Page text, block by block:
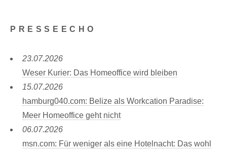
PRESSEECHO
23.07.2026
Weser Kurier: Das Homeoffice wird bleiben
15.07.2026
hamburg040.com: Belize als Workcation Paradise:
Meer Homeoffice geht nicht
06.07.2026
msn.com: Für weniger als eine Hotelnacht: Das wohl